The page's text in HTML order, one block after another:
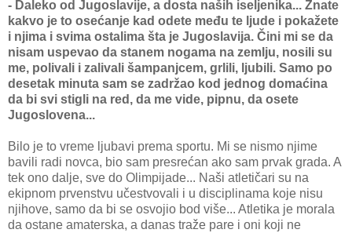
- Daleko od Jugoslavije, a dosta naših iseljenika... Znate
kakvo je to osećanje kad odete među te ljude i pokažete
i njima i svima ostalima šta je Jugoslavija. Čini mi se da
nisam uspevao da stanem nogama na zemlju, nosili su
me, polivali i zalivali šampanjcem, grlili, ljubili. Samo po
desetak minuta sam se zadržao kod jednog domaćina
da bi svi stigli na red, da me vide, pipnu, da osete
Jugoslovena...
Bilo je to vreme ljubavi prema sportu. Mi se nismo njime
bavili radi novca, bio sam presrećan ako sam prvak grada. A
tek ono dalje, sve do Olimpijade... Naši atletičari su na
ekipnom prvenstvu učestvovali i u disciplinama koje nisu
njihove, samo da bi se osvojio bod više... Atletika je morala
da ostane amaterska, a danas traže pare i oni koji ne